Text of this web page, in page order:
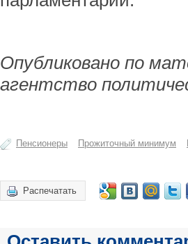
Опубликовано по
агентство
Пенсионеры Прожиточный минимум
Распечатать